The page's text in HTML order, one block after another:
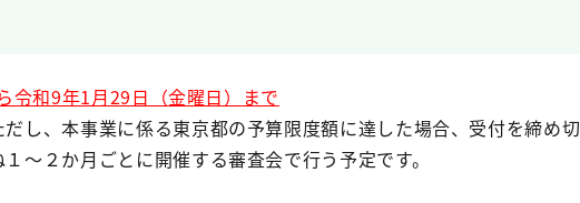
令和9年1月29日（金曜日）まで
し、本事業に係る東京都の予算限度額に達した場合、受付を締め切
～２か月ごとに開催する審査会で行う予定です。